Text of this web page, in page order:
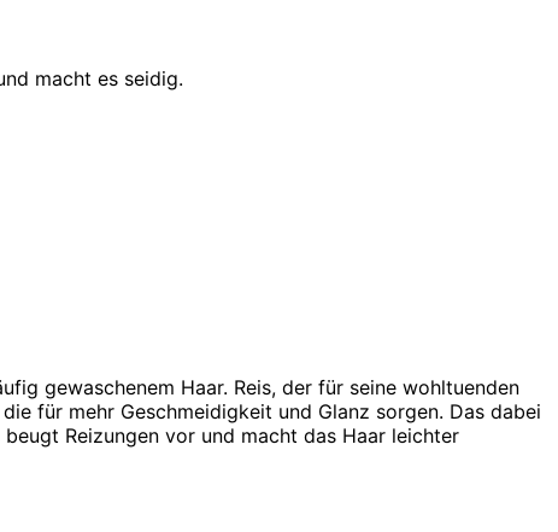
macht es seidig.
gewaschenem Haar. Reis, der für seine wohltuenden
für mehr Geschmeidigkeit und Glanz sorgen. Das dabei
Reizungen vor und macht das Haar leichter